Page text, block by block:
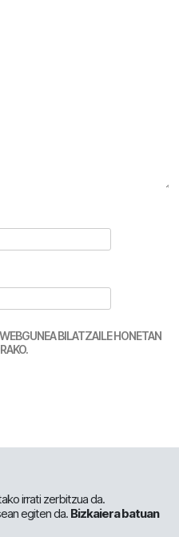
BILATZAILE HONETAN
irrati zerbitzua da.
egiten da. Bizkaiera batuan